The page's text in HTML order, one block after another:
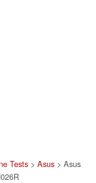
Tests> Asus> Asus